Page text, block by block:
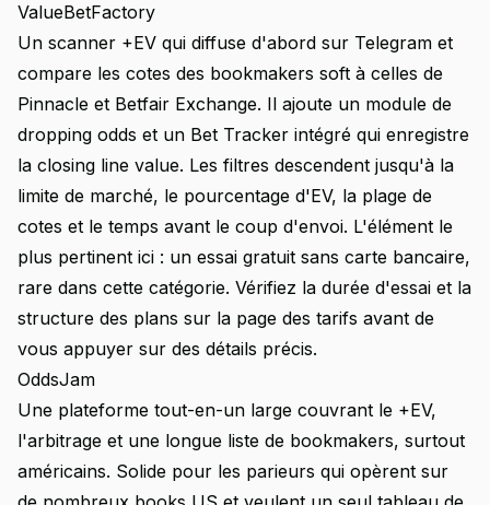
ValueBetFactory
Un scanner +EV qui diffuse d'abord sur Telegram et
compare les cotes des bookmakers soft à celles de
Pinnacle et Betfair Exchange. Il ajoute un module de
dropping odds et un Bet Tracker intégré qui enregistre
la closing line value. Les filtres descendent jusqu'à la
limite de marché, le pourcentage d'EV, la plage de
cotes et le temps avant le coup d'envoi. L'élément le
plus pertinent ici : un essai gratuit sans carte bancaire,
rare dans cette catégorie. Vérifiez la durée d'essai et la
structure des plans sur la page des tarifs avant de
vous appuyer sur des détails précis.
OddsJam
Une plateforme tout-en-un large couvrant le +EV,
l'arbitrage et une longue liste de bookmakers, surtout
américains. Solide pour les parieurs qui opèrent sur